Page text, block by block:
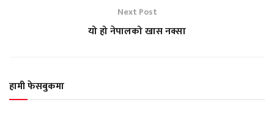
Next Post
यो हो नेपालको खास नक्सा
हामी फेसबुकमा